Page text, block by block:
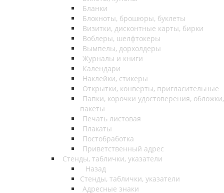
Бланки
Блокноты, брошюры, буклеты
Визитки, дисконтные карты, бирки
Воблеры, шелфтокеры
Вымпелы, дорхолдеры
Журналы и книги
Календари
Наклейки, стикеры
Открытки, конверты, пригласительные
Папки, корочки удостоверения, обложки,
пакеты
Печать листовая
Плакаты
Постобработка
Приветственный адрес
Стенды, таблички, указатели
Назад
Стенды, таблички, указатели
Адресные знаки